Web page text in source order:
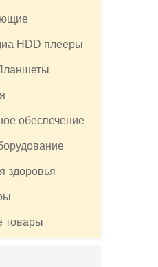
HDD плееры
обеспечение
здоровья
товары